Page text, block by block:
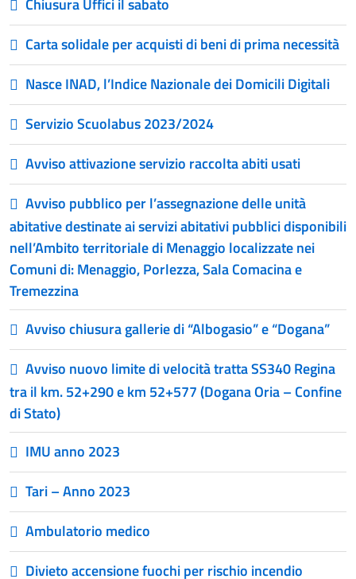
Chiusura Uffici il sabato
Carta solidale per acquisti di beni di prima necessità
Nasce INAD, l’Indice Nazionale dei Domicili Digitali
Servizio Scuolabus 2023/2024
Avviso attivazione servizio raccolta abiti usati
Avviso pubblico per l’assegnazione delle unità
abitative destinate ai servizi abitativi pubblici disponibili
nell’Ambito territoriale di Menaggio localizzate nei
Comuni di: Menaggio, Porlezza, Sala Comacina e
Tremezzina
Avviso chiusura gallerie di “Albogasio” e “Dogana”
Avviso nuovo limite di velocità tratta SS340 Regina
tra il km. 52+290 e km 52+577 (Dogana Oria – Confine
di Stato)
IMU anno 2023
Tari – Anno 2023
Ambulatorio medico
Divieto accensione fuochi per rischio incendio